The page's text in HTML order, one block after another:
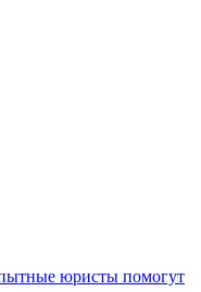
юристы помогут